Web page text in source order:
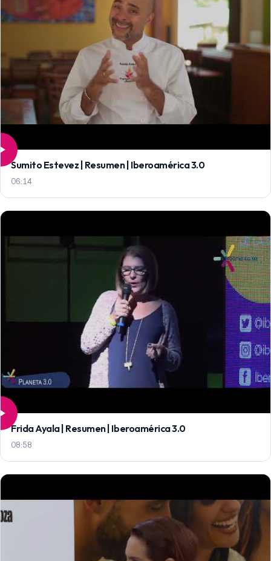
Sumito Estevez | Resumen | Iberoamérica 3.0
06:14
Frida Ayala | Resumen | Iberoamérica 3.0
08:58